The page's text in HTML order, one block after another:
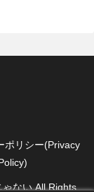
ポリシー(Privacy
ない All Rights